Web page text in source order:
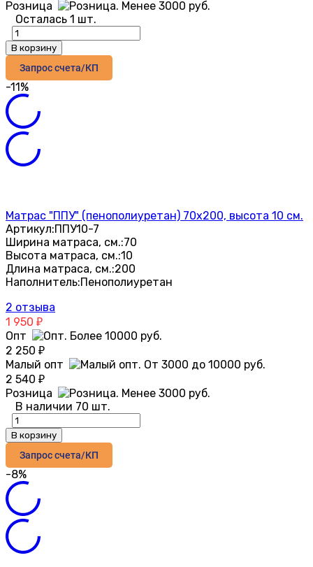
Розница
Осталась 1 шт.
В корзину
Запрос счета/КП
-11%
Матрас "ППУ" (пенополиуретан) 70х200, высота 10 см.
Артикул:ППУ10-7
Ширина матраса, см.:70
Высота матраса, см.:10
Длина матраса, см.:200
Наполнитель:Пенополиуретан
2 отзыва
1 950 ₽
Опт
2 250 ₽
Малый опт
2 540 ₽
Розница
В наличии 70 шт.
В корзину
Запрос счета/КП
-8%